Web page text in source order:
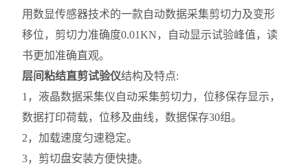
层间粘结专用拉拔仪
层间粘结扭剪试验仪
沥青旋转压实仪
乳化沥青湿轮磨耗试验仪
布氏旋转粘度计
用数显传感器技术的一款自动数据采集剪切力及变形
移位，剪切力准确度0.01KN，自动显示试验峰值，读
书更加准确直观。
层间粘结直剪试验仪结构及特点:
1，液晶数据采集仪自动采集剪切力，位移保存显示，
数据打印荷载，位移及曲线，数据保存30组。
2，加载速度匀速稳定。
3，剪切盘安装方便快捷。